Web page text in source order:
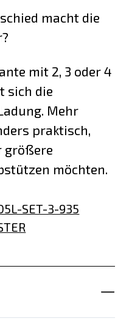
macht die
mit 2, 3 oder 4
sich die
Mehr
praktisch,
größere
möchten.
SET-3-935